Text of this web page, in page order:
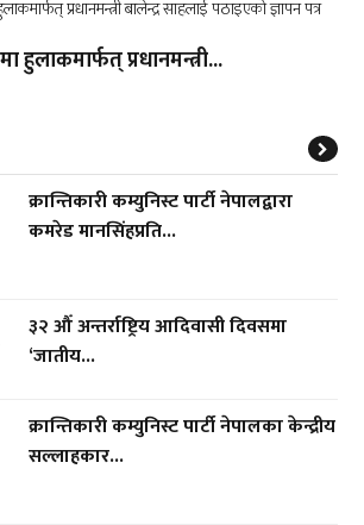
हुलाकमार्फत् प्रधानमन्त्री...
क्रान्तिकारी कम्युनिस्ट पार्टी नेपालद्वारा
कमरेड मानसिंहप्रति...
३२ औँ अन्तर्राष्ट्रिय आदिवासी दिवसमा
‘जातीय...
क्रान्तिकारी कम्युनिस्ट पार्टी नेपालका केन्द्रीय
सल्लाहकार...